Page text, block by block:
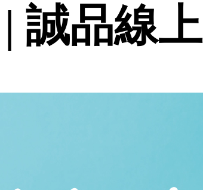
誠品線上